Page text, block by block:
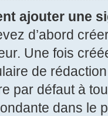
ajouter une
d’abord
Une fois
de
par défaut à
dans le